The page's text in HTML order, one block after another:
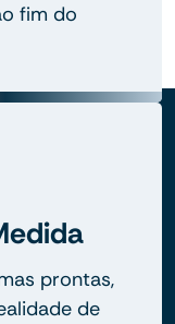
fim do
prontas,
de